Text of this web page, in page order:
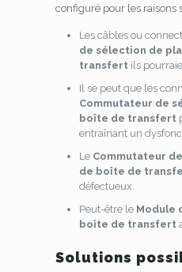
configuré pour les raisons
Les câbles ou
de sélection de
transfertils
Il se peut que les
Commutateur de
boîte de transfert
entraînant un
Le Commutateur
de boîte de
défectueux.
Peut-être le Module
boîte de transfert
Solutions